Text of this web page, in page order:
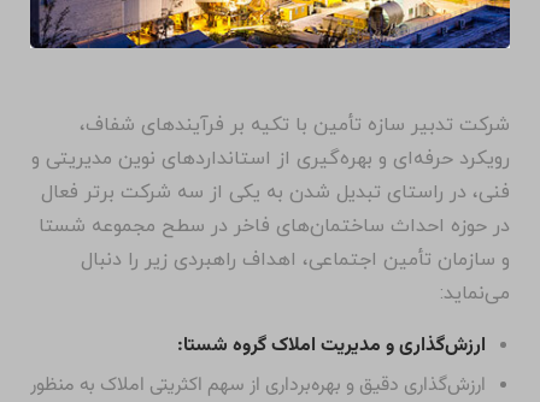
شرکت تدبیر سازه تأمین با تکیه بر فرآیندهای شفاف،
رویکرد حرفه‌ای و بهره‌گیری از استانداردهای نوین مدیریتی و
فنی، در راستای تبدیل شدن به یکی از سه شرکت برتر فعال
در حوزه احداث ساختمان‌های فاخر در سطح مجموعه شستا
و سازمان تأمین اجتماعی، اهداف راهبردی زیر را دنبال
می‌نماید:
ارزش‌گذاری و مدیریت املاک گروه شستا:
ارزش‌گذاری دقیق و بهره‌برداری از سهم اکثریتی املاک به منظور